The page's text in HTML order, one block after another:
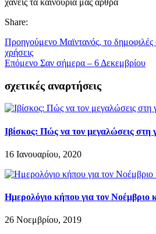
χάνεις τα καινούρια μας άρθρα
Share:
Προηγούμενο Μαϊντανός, το δημοφιλές
χρήσεις
Επόμενο Σαν σήμερα – 6 Δεκεμβρίου
σχετικές αναρτήσεις
Ιβίσκος: Πώς να τον μεγαλώσεις στη
16 Ιανουαρίου, 2020
Ημερολόγιο κήπου για τον Νοέμβριο
26 Νοεμβρίου, 2019